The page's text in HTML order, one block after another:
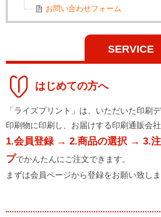
お問い合わせフォーム
SERVICE
はじめての方へ
「ライズプリント」は、いただいた印刷
印刷物に印刷し、お届けする印刷通販会社
1.会員登録 → 2.商品の選択 → 3.注
プでかんたんにご注文できます。
まずは会員ページから登録をお願い致しま